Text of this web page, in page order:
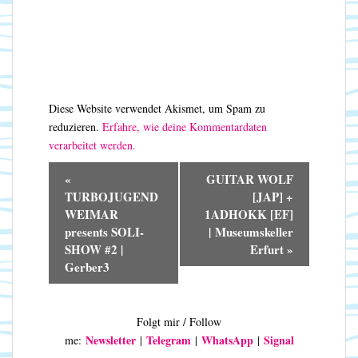
Diese Website verwendet Akismet, um Spam zu
reduzieren. Erfahre, wie deine Kommentardaten
verarbeitet werden.
«
TURBOJUGEND
WEIMAR
presents SOLI-
SHOW #2 |
Gerber3
GUITAR WOLF
[JAP] +
1ADHOKK [EF]
| Museumskeller
Erfurt»
Folgt mir / Follow
me: Newsletter| Telegram| WhatsApp| Signal